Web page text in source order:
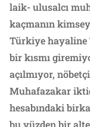
laik- ulusalcı
kaçmanın
Türkiye hayaline
bir kısmı
açılmıyor,
Muhafazakar
hesabındaki
bu yüzden bir